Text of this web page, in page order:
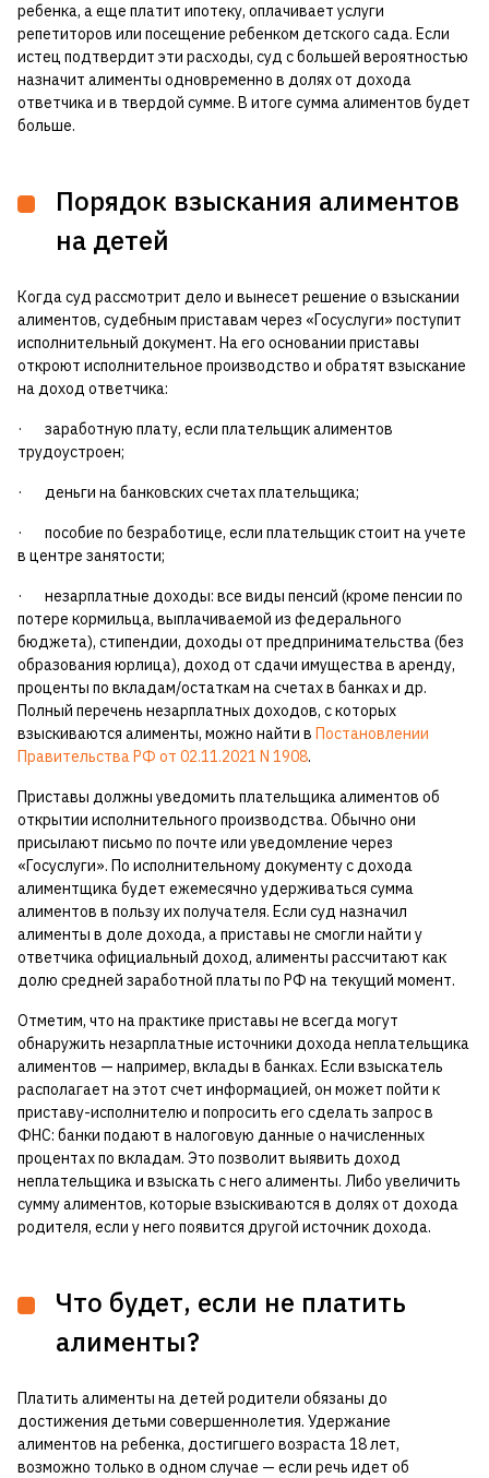
ребенка, а еще платит ипотеку, оплачивает услуги
репетиторов или посещение ребенком детского сада. Если
истец подтвердит эти расходы, суд с большей вероятностью
назначит алименты одновременно в долях от дохода
ответчика и в твердой сумме. В итоге сумма алиментов будет
больше.
Порядок взыскания алиментов
на детей
Когда суд рассмотрит дело и вынесет решение о взыскании
алиментов, судебным приставам через «Госуслуги» поступит
исполнительный документ. На его основании приставы
откроют исполнительное производство и обратят взыскание
на доход ответчика:
· заработную плату, если плательщик алиментов
трудоустроен;
· деньги на банковских счетах плательщика;
· пособие по безработице, если плательщик стоит на учете
в центре занятости;
· незарплатные доходы: все виды пенсий (кроме пенсии по
потере кормильца, выплачиваемой из федерального
бюджета), стипендии, доходы от предпринимательства (без
образования юрлица), доход от сдачи имущества в аренду,
проценты по вкладам/остаткам на счетах в банках и др.
Полный перечень незарплатных доходов, с которых
взыскиваются алименты, можно найти в Постановлении
Правительства РФ от 02.11.2021 N 1908.
Приставы должны уведомить плательщика алиментов об
открытии исполнительного производства. Обычно они
присылают письмо по почте или уведомление через
«Госуслуги». По исполнительному документу с дохода
алиментщика будет ежемесячно удерживаться сумма
алиментов в пользу их получателя. Если суд назначил
алименты в доле дохода, а приставы не смогли найти у
ответчика официальный доход, алименты рассчитают как
долю средней заработной платы по РФ на текущий момент.
Отметим, что на практике приставы не всегда могут
обнаружить незарплатные источники дохода неплательщика
алиментов — например, вклады в банках. Если взыскатель
располагает на этот счет информацией, он может пойти к
приставу-исполнителю и попросить его сделать запрос в
ФНС: банки подают в налоговую данные о начисленных
процентах по вкладам. Это позволит выявить доход
неплательщика и взыскать с него алименты. Либо увеличить
сумму алиментов, которые взыскиваются в долях от дохода
родителя, если у него появится другой источник дохода.
Что будет, если не платить
алименты?
Платить алименты на детей родители обязаны до
достижения детьми совершеннолетия. Удержание
алиментов на ребенка, достигшего возраста 18 лет,
возможно только в одном случае — если речь идет об